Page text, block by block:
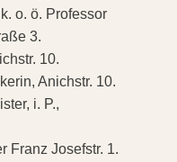
o. ö. Professor
3.
10.
Anichstr. 10.
i. P.,
Franz Josefstr. 1.